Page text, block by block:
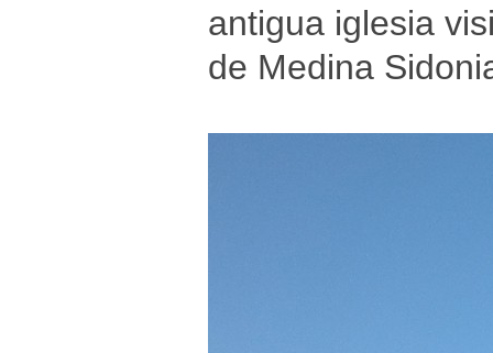
antigua iglesia
de Medina